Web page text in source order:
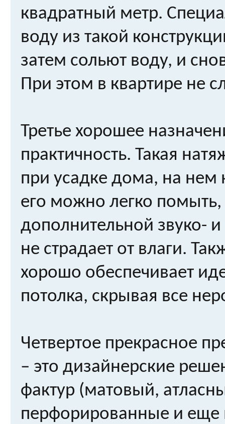
квадратный метр.
воду из такой
затем сольют воду, и
При этом в квартире не
Третье хорошее
практичность. Такая
при усадке дома, на нем
его можно легко
дополнительной звуко-
не страдает от влаги.
хорошо обеспечивает
потолка, скрывая все
Четвертое прекрасное
– это дизайнерские
фактур (матовый,
перфорированные и еще